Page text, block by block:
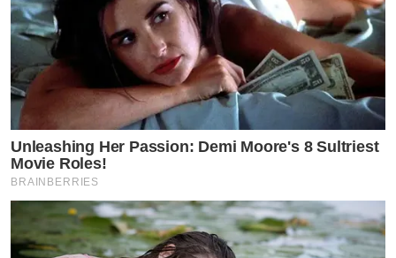
Unleashing Her Passion: Demi Moore's 8 Sultriest
Movie Roles!
BRAINBERRIES